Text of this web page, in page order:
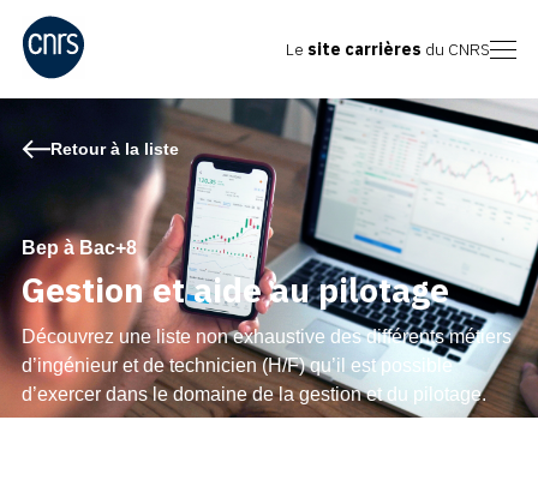
Le site carrières du CNRS
Retour à la liste
Bep à Bac+8
Gestion et aide au pilotage
Découvrez une liste non exhaustive des différents métiers
d’ingénieur et de technicien (H/F) qu’il est possible
d’exercer dans le domaine de la gestion et du pilotage.